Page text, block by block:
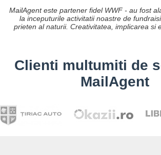
MailAgent este partener fidel WWF - au fost
la inceputurile activitatii noastre de
prieten al naturii. Creativitatea, implicarea si
Clienti multumiti de
MailAgent